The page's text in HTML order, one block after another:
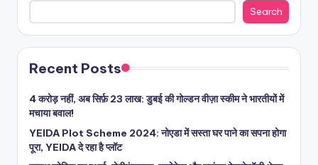
Search
Recent Posts
4 करोड़ नहीं, अब सिर्फ़ 23 लाख: डुबई की गोल्डन वीज़ा स्कीम ने भारतीयों में
मचाया बवाल!
YEIDA Plot Scheme 2024: नोएडा में सस्ता घर पाने का सपना होगा
पूरा, YEIDA दे रहा है प्लॉट